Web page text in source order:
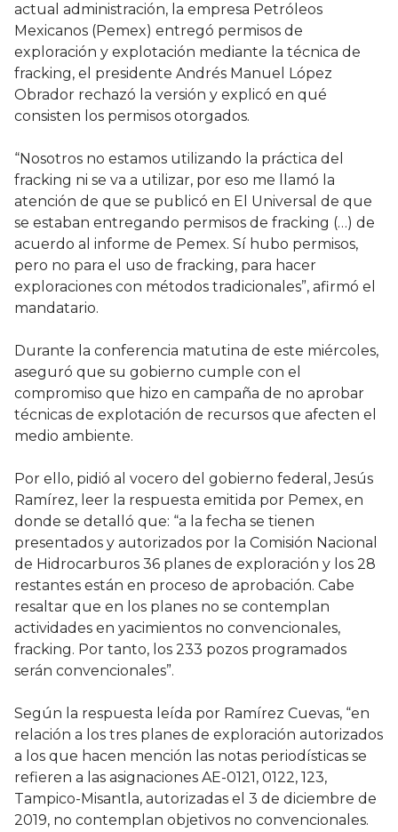
actual administración, la empresa Petróleos
Mexicanos (Pemex) entregó permisos de
exploración y explotación mediante la técnica de
fracking, el presidente Andrés Manuel López
Obrador rechazó la versión y explicó en qué
consisten los permisos otorgados.
“Nosotros no estamos utilizando la práctica del
fracking ni se va a utilizar, por eso me llamó la
atención de que se publicó en El Universal de que
se estaban entregando permisos de fracking (…) de
acuerdo al informe de Pemex. Sí hubo permisos,
pero no para el uso de fracking, para hacer
exploraciones con métodos tradicionales”, afirmó el
mandatario.
Durante la conferencia matutina de este miércoles,
aseguró que su gobierno cumple con el
compromiso que hizo en campaña de no aprobar
técnicas de explotación de recursos que afecten el
medio ambiente.
Por ello, pidió al vocero del gobierno federal, Jesús
Ramírez, leer la respuesta emitida por Pemex, en
donde se detalló que: “a la fecha se tienen
presentados y autorizados por la Comisión Nacional
de Hidrocarburos 36 planes de exploración y los 28
restantes están en proceso de aprobación. Cabe
resaltar que en los planes no se contemplan
actividades en yacimientos no convencionales,
fracking. Por tanto, los 233 pozos programados
serán convencionales”.
Según la respuesta leída por Ramírez Cuevas, “en
relación a los tres planes de exploración autorizados
a los que hacen mención las notas periodísticas se
refieren a las asignaciones AE-0121, 0122, 123,
Tampico-Misantla, autorizadas el 3 de diciembre de
2019, no contemplan objetivos no convencionales.